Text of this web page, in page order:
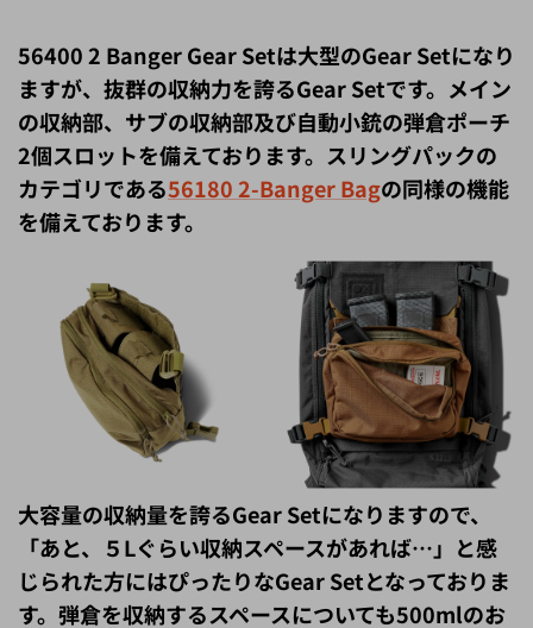
ますが、抜群の収納力を誇るGear Setです。メイン
の収納部、サブの収納部及び自動小銃の弾倉ポーチ
2個スロットを備えております。スリングパックの
カテゴリである56180 2-Banger Bagの同様の機能
を備えております。
大容量の収納量を誇るGear Setになりますので、
「あと、５Lぐらい収納スペースがあれば…」と感
じられた方にはぴったりなGear Setとなっておりま
す。弾倉を収納するスペースについても500mlのお